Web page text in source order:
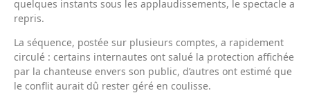
quelques instants sous les applaudissements, le spectacle a
repris.
La séquence, postée sur plusieurs comptes, a rapidement
circulé : certains internautes ont salué la protection affichée
par la chanteuse envers son public, d’autres ont estimé que
le conflit aurait dû rester géré en coulisse.